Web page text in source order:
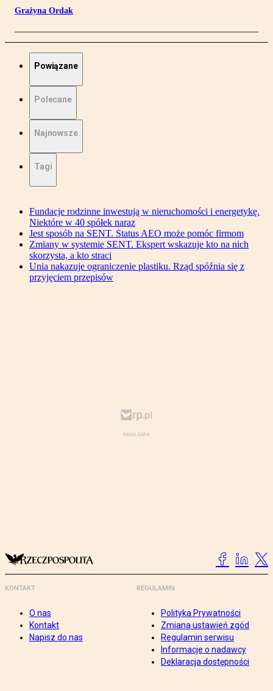
Grażyna Ordak
Powiązane
Polecane
Najnowsze
Tagi
Fundacje rodzinne inwestują w nieruchomości i energetykę.
Niektóre w 40 spółek naraz
Jest sposób na SENT. Status AEO może pomóc firmom
Zmiany w systemie SENT. Ekspert wskazuje kto na nich
skorzysta, a kto straci
Unia nakazuje ograniczenie plastiku. Rząd spóźnia się z
przyjęciem przepisów
KONTAKT
O nas
Kontakt
Napisz do nas
REGULAMIN
Polityka Prywatności
Zmiana ustawień zgód
Regulamin serwisu
Informacje o nadawcy
Deklaracja dostępności